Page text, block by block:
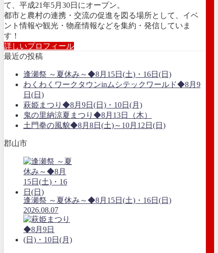
て、平成21年5月30日にオープン。
都市と農村の連携・交流の促進を図る場所として、イベ
ント情報や観光・物産情報などを集約・発信していま
す！
詳しいプロフィール
最近の投稿
逢瀬祭 ～夏休み～◆8月15日(土)・16日(日)
わくわくワークタウンinムシテックワールド◆8月9
日(日)
萩姫まつり◆8月9日(日)・10日(月)
鬼の里納涼夏まつり◆8月13日（木）
土門拳の風貌◆8月8日(土)～10月12日(日)
郡山市
逢瀬祭 ～夏休み～◆8月15日(土)・16日(日)
2026.08.07